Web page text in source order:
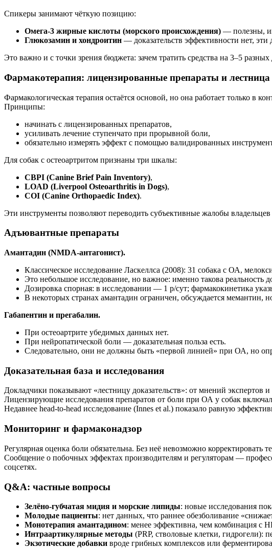
Спикеры занимают чёткую позицию:
Омега-3 жирные кислоты (морского происхождения) — полезны,
Глюкозамин и хондроитин — доказательств эффективности нет,
Это важно и с точки зрения бюджета: зачем тратить средства на 3–5
Фармакотерапия: лицензированные препараты и лестница
Фармакологическая терапия остаётся основой, но она работает только в
Принципы:
начинать с лицензированных препаратов,
усиливать лечение ступенчато при прорывной боли,
обязательно измерять эффект с помощью валидированных
Для собак с остеоартритом признаны три шкалы:
CBPI (Canine Brief Pain Inventory),
LOAD (Liverpool Osteoarthritis in Dogs),
COI (Canine Orthopaedic Index).
Эти инструменты позволяют переводить субъективные жалобы
Адъювантные препараты
Амантадин (NMDA-антагонист).
Классическое исследование Ласкеллса (2008): 31 собака с ОА,
Это небольшое исследование, но важное: именно такова реальность
Дозировка спорная: в исследовании — 1 р/сут; фармакокинетика
В некоторых странах амантадин ограничен, обсуждается мемантин,
Габапентин и прегабалин.
При остеоартрите убедимых данных нет.
При нейропатической боли — доказательная польза есть.
Следовательно, они не должны быть «первой линией» при ОА, но
Доказательная база и исследования
Докладчики показывают «лестницу доказательств»: от мнений экспертов
Лицензирующие исследования препаратов от боли при ОА у собак
Недавнее head-to-head исследование (Innes et al.) показало равную
Мониторинг и фармаконадзор
Регулярная оценка боли обязательна. Без неё невозможно корректировать
Сообщение о побочных эффектах производителям и регуляторам —
соцсетях.
Q&A: частные вопросы
Зелёно-губчатая мидия и морские липиды: новые исследования
Молодые пациенты: нет данных, что раннее обезболивание
Монотерапия амантадином: менее эффективна, чем комбинация с
Интраартикулярные методы (PRP, стволовые клетки, гидрогели):
Экзотические добавки вроде грибных комплексов или